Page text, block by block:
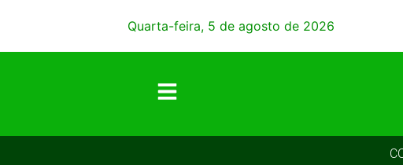
Quarta-feira, 5 de agosto de 2026